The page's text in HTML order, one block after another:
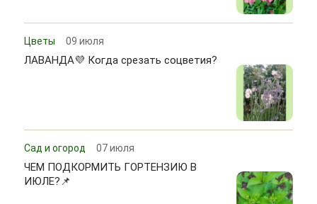
Цветы 09 июля
ЛАВАНДА💜 Когда срезать соцветия?
Сад и огород 07 июля
ЧЕМ ПОДКОРМИТЬ ГОРТЕНЗИЮ В
ИЮЛЕ?📌